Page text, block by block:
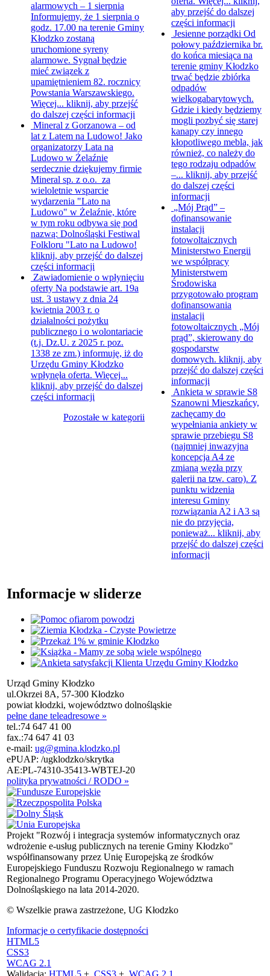
alarmowych – 1 sierpnia
Informujemy, że 1 sierpnia o
godz. 17.00 na terenie Gminy
Kłodzko zostaną
uruchomione syreny
alarmowe. Sygnał będzie
mieć związek z
upamiętnieniem 82. rocznicy
Powstania Warszawskiego.
Więcej... kliknij, aby przejść
do dalszej części informacji
Mineral z Gorzanowa – od
lat z Latem na Ludowo! Jako
organizatorzy Lata na
Ludowo w Żelaźnie
serdecznie dziękujemy firmie
Mineral sp. z o.o. za
wieloletnie wsparcie
wydarzenia "Lato na
Ludowo" w Żelaźnie, które
w tym roku odbywa się pod
nazwą: Dolnośląski Festiwal
Folkloru "Lato na Ludowo!
kliknij, aby przejść do dalszej
części informacji
Zawiadomienie o wpłynięciu
oferty Na podstawie art. 19a
ust. 3 ustawy z dnia 24
kwietnia 2003 r. o
działalności pożytku
publicznego i o wolontariacie
(t.j. Dz.U. z 2025 r. poz.
1338 ze zm.) informuję, iż do
Urzędu Gminy Kłodzko
wpłynęła oferta. Więcej...
kliknij, aby przejść do dalszej
części informacji
Pozostałe w kategorii
aby przejść do dalszej
części informacji
Jesienne porządki Od
połowy października br.
do końca miesiąca na
terenie gminy Kłodzko
trwać będzie zbiórka
odpadów
wielkogabarytowych.
Gdzie i kiedy będziemy
mogli pozbyć się starej
kanapy czy innego
kłopotliwego mebla, jak
również, co należy do
tego rodzaju odpadów
–... kliknij, aby przejść
do dalszej części
informacji
„Mój Prąd” –
dofinansowanie
instalacji
fotowoltaicznych
Ministerstwo Energii
we współpracy
Ministerstwem
Środowiska
przygotowało program
dofinansowania
instalacji
fotowoltaicznych „Mój
prąd”, skierowany do
gospodarstw
domowych. kliknij, aby
przejść do dalszej części
informacji
Ankieta w sprawie S8
Szanowni Mieszkańcy,
zachęcamy do
wypełniania ankiety w
sprawie przebiegu S8
(najmniej inwazyjna
koncepcja A4 ze
zmianą węzła przy
galerii na tzw. caro). Z
punktu widzenia
interesu Gminy
rozwiązania A2 i A3 są
nie do przyjęcia,
ponieważ... kliknij, aby
przejść do dalszej części
informacji
Informacje w sliderze
Urząd Gminy Kłodzko
ul.Okrzei 8A, 57-300 Kłodzko
powiat kłodzki, województwo dolnośląskie
pełne dane teleadresowe »
tel.:74 647 41 00
fax.:74 647 41 03
e-mail: ug@gmina.klodzko.pl
ePUAP: /ugklodzko/skrytka
AE:PL-74310-35413-WBTEJ-20
polityka prywatności / RODO »
Projekt "Rozwój i integracja systemów informatycznych oraz
wdrożenie e-usług publicznych na terenie Gminy Kłodzko"
współfinansowany przez Unię Europejską ze środków
Europejskiego Funduszu Rozwoju Regionalnego w ramach
Regionalnego Programu Operacyjnego Województwa
Dolnośląskiego na lata 2014-2020.
© Wszelkie prawa zastrzeżone, UG Kłodzko
Informacje o certyfikacie dostępności
HTML5
CSS3
WCAG 2.1
Walidacja: HTML5 + CSS3 + WCAG 2.1